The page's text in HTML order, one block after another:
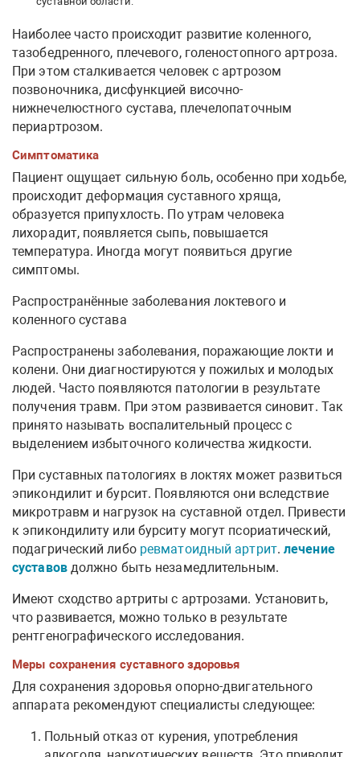
Наиболее часто происходит развитие коленного,
тазобедренного, плечевого, голеностопного артроза.
При этом сталкивается человек с артрозом
позвоночника, дисфункцией височно-
нижнечелюстного сустава, плечелопаточным
периартрозом.
Симптоматика
Пациент ощущает сильную боль, особенно при ходьбе,
происходит деформация суставного хряща,
образуется припухлость. По утрам человека
лихорадит, появляется сыпь, повышается
температура. Иногда могут появиться другие
симптомы.
Распространённые заболевания локтевого и
коленного сустава
Распространены заболевания, поражающие локти и
колени. Они диагностируются у пожилых и молодых
людей. Часто появляются патологии в результате
получения травм. При этом развивается синовит. Так
принято называть воспалительный процесс с
выделением избыточного количества жидкости.
При суставных патологиях в локтях может развиться
эпикондилит и бурсит. Появляются они вследствие
микротравм и нагрузок на суставной отдел. Привести
к эпикондилиту или бурситу могут псориатический,
подагрический либо ревматоидный артрит.лечение
суставов должно быть незамедлительным.
Имеют сходство артриты с артрозами. Установить,
что развивается, можно только в результате
рентгенографического исследования.
Меры сохранения суставного здоровья
Для сохранения здоровья опорно-двигательного
аппарата рекомендуют специалисты следующее:
Польный отказ от курения, употребления